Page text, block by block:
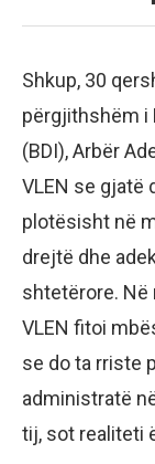
Shkup, 30
përgjithshëm i
(BDI), Arbër
VLEN se gjatë
plotësisht në
drejtë dhe
shtetërore. Në
VLEN fitoi
se do ta rriste
administratë
tij, sot realiteti